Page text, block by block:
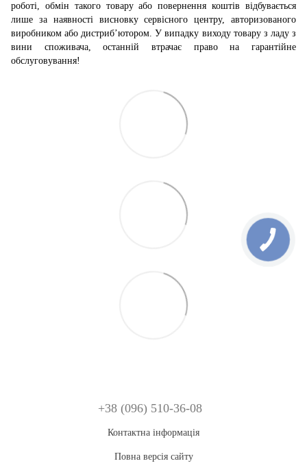
роботі, обмін такого товару або повернення коштів відбувається
лише за наявності висновку сервісного центру, авторизованого
виробником або дистриб’ютором. У випадку виходу товару з ладу з
вини споживача, останній втрачає право на гарантійне
обслуговування!
+38 (096) 510-36-08
Контактна інформація
Повна версія сайту